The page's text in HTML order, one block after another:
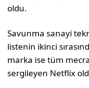
oldu.
Savunma sanayi
listenin ikinci
marka ise tüm
sergileyen Netflix